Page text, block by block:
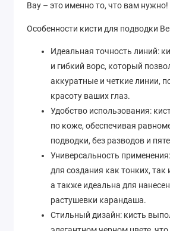
Bay – это именно то, что вам нужно!
Особенности кисти для подводки
Идеальная точность линий:
и гибкий ворс, который
аккуратные и четкие линии,
красоту ваших глаз.
Удобство использования:
по коже, обеспечивая
подводки, без разводов и
Универсальность
для создания как тонких, так
а также идеальна для
растушевки карандаша.
Стильный дизайн: кисть